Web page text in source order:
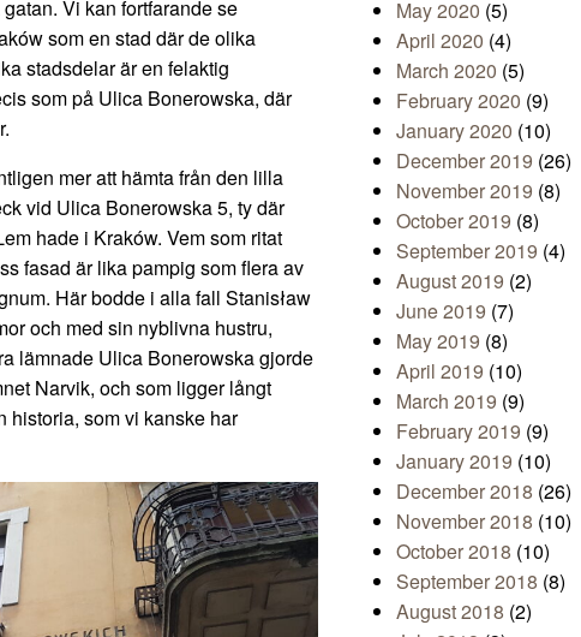
Vi kan fortfarande se
som en stad där de olika
stadsdelar är en felaktig
som på Ulica Bonerowska, där
mer att hämta från den lilla
vid Ulica Bonerowska 5, ty där
hade i Kraków. Vem som ritat
fasad är lika pampig som flera av
Här bodde i alla fall Stanisław
och med sin nyblivna hustru,
lämnade Ulica Bonerowska gjorde
Narvik, och som ligger långt
historia, som vi kanske har
May 2020 (5)
April 2020 (4)
March 2020 (5)
February 2020 (9)
January 2020 (10)
December 2019 (26)
November 2019 (8)
October 2019 (8)
September 2019 (4)
August 2019 (2)
June 2019 (7)
May 2019 (8)
April 2019 (10)
March 2019 (9)
February 2019 (9)
January 2019 (10)
December 2018 (26)
November 2018 (10)
October 2018 (10)
September 2018 (8)
August 2018 (2)